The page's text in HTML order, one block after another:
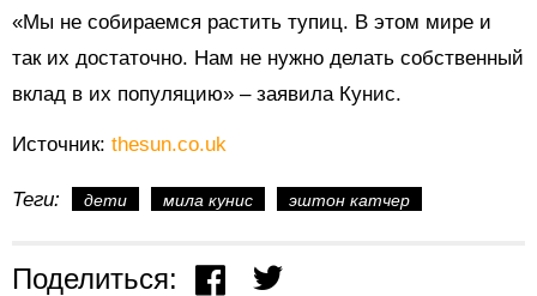
«Мы не собираемся растить тупиц. В этом мире и
так их достаточно. Нам не нужно делать собственный
вклад в их популяцию» – заявила Кунис.
Источник: thesun.co.uk
Теги: дети мила кунис эштон катчер
Поделиться: